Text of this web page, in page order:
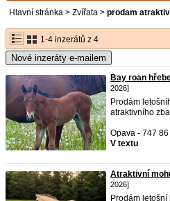
Hlavní stránka > Zvířata > prodam
1-4 inzerátů z 4
Nové inzeráty e-mailem
Bay roan
2026]
Prodám
atraktivního
Opava - 747 86
V textu
Atraktivní
2026]
Prodám